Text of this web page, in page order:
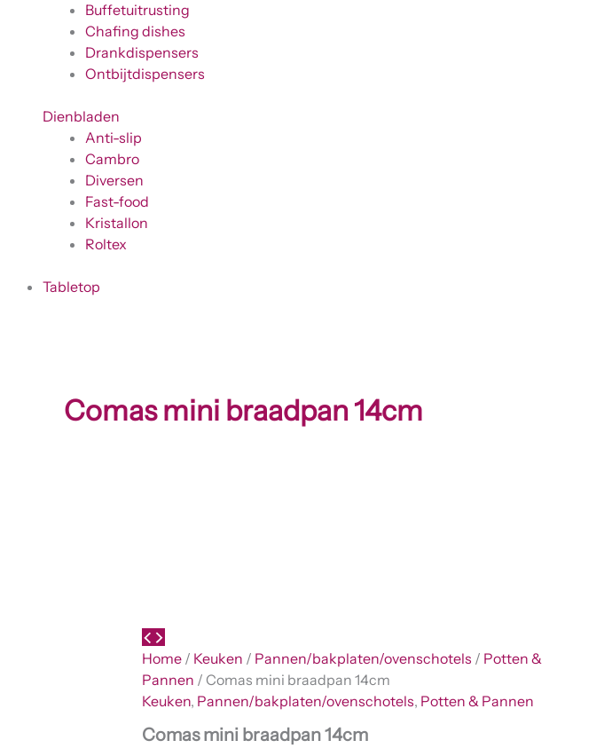
Buffetuitrusting
Chafing dishes
Drankdispensers
Ontbijtdispensers
Dienbladen
Anti-slip
Cambro
Diversen
Fast-food
Kristallon
Roltex
Tabletop
Comas mini braadpan 14cm
Home / Keuken / Pannen/bakplaten/ovenschotels / Potten &
Pannen / Comas mini braadpan 14cm
Keuken, Pannen/bakplaten/ovenschotels, Potten & Pannen
Comas mini braadpan 14cm